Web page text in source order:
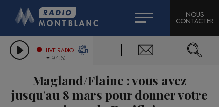
LES CHRONIQUES DE L'EXPERT
CITIZEN MACHINERY
GRAND MASSIF DOMAINES SKIABLES
BIGARD
COMPAGNIE DU MONT-BLANC
NOUS
CONTACTER
LIVE RADIO
94.60
Magland/Flaine : vous avez
jusqu'au 8 mars pour donner votre